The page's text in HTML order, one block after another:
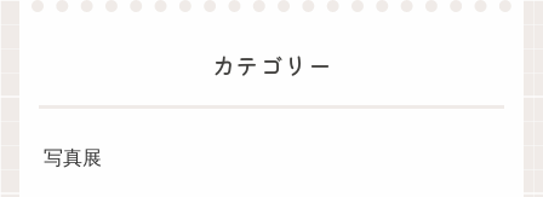
カテゴリー
写真展